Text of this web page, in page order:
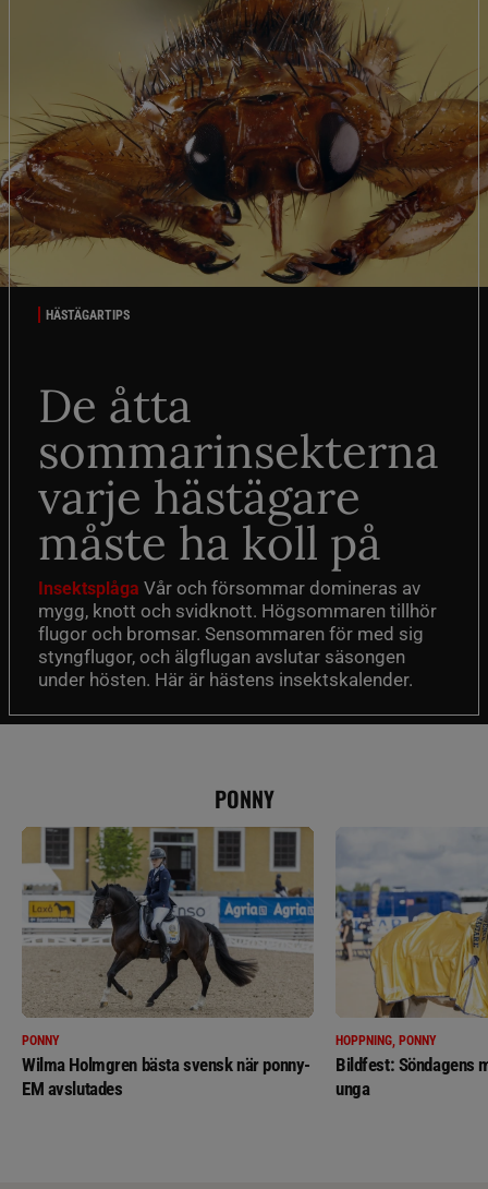
HÄSTÄGARTIPS
De åtta
sommarinsekterna
varje hästägare
måste ha koll på
Insektsplåga Vår och försommar domineras av
mygg, knott och svidknott. Högsommaren tillhör
flugor och bromsar. Sensommaren för med sig
styngflugor, och älgflugan avslutar säsongen
under hösten. Här är hästens insektskalender.
PONNY
PONNY
Wilma Holmgren bästa svensk när ponny-
EM avslutades
HOPPNING, PONNY
Bildfest: Söndagens
unga